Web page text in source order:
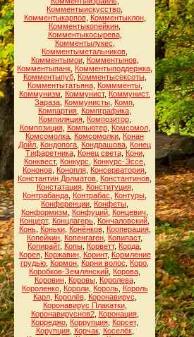
Комментыискусство
Комментыкарпов, Комментыклон,
Комментыкопейкин
Комментыкосырева,
Комментылукес
Комментыметальников
Комментымои, Комментынов,
Комментыпанк Комментыподдержка
Комментыпуб, Комментысексоты,
Комментытатьяна, Коммменты,
Коммунизм
Коммунист, Коммунист.
Зараза Коммунисты Комп
Компартия Компграфика
Компиляция, Композитор,
Композиция, Компьютер, Комсомол,
Комсомолка Комсомолки Конан
Дойл Кондопога Кондрашова Конец
Тифаретника, Конец света, Кони,
Конквест, Конкурс Конкурс-Эссе
Кононов Конопля Консерватория
Константин Долматов Константинов
Констатация, Конституция,
Контрабанда Контрабас Контуры
Конференции Конфеты
Конформизм
Конфуций Концевич
Концерт, Концлагерь Кончаловский
Конь, Коньки, Конёнков, Кооперация,
Копейкин Копенгаген Копипаст,
Копирайт, Копы Корветт, Корда
Корея, Коржавин, Коринт, Кормление
грудью Кормон Корни волос Коро
Коробков-Землянский Корова
Коровин, Коровы, Королева,
Короленко, Короли, Король, Король
Карл, Королёв, Коронавирус
Коронавирус Плакатки,
Коронавируснов2, Коронация,
Корреджо Коррупция Корсет,
Корупция, Корчак, Коселёк,